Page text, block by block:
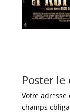
Poster
Votre adresse
champs